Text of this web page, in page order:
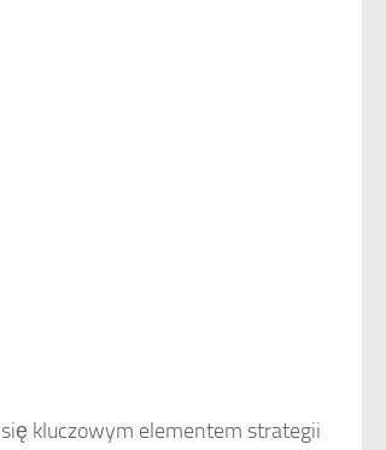
kluczowym elementem strategii